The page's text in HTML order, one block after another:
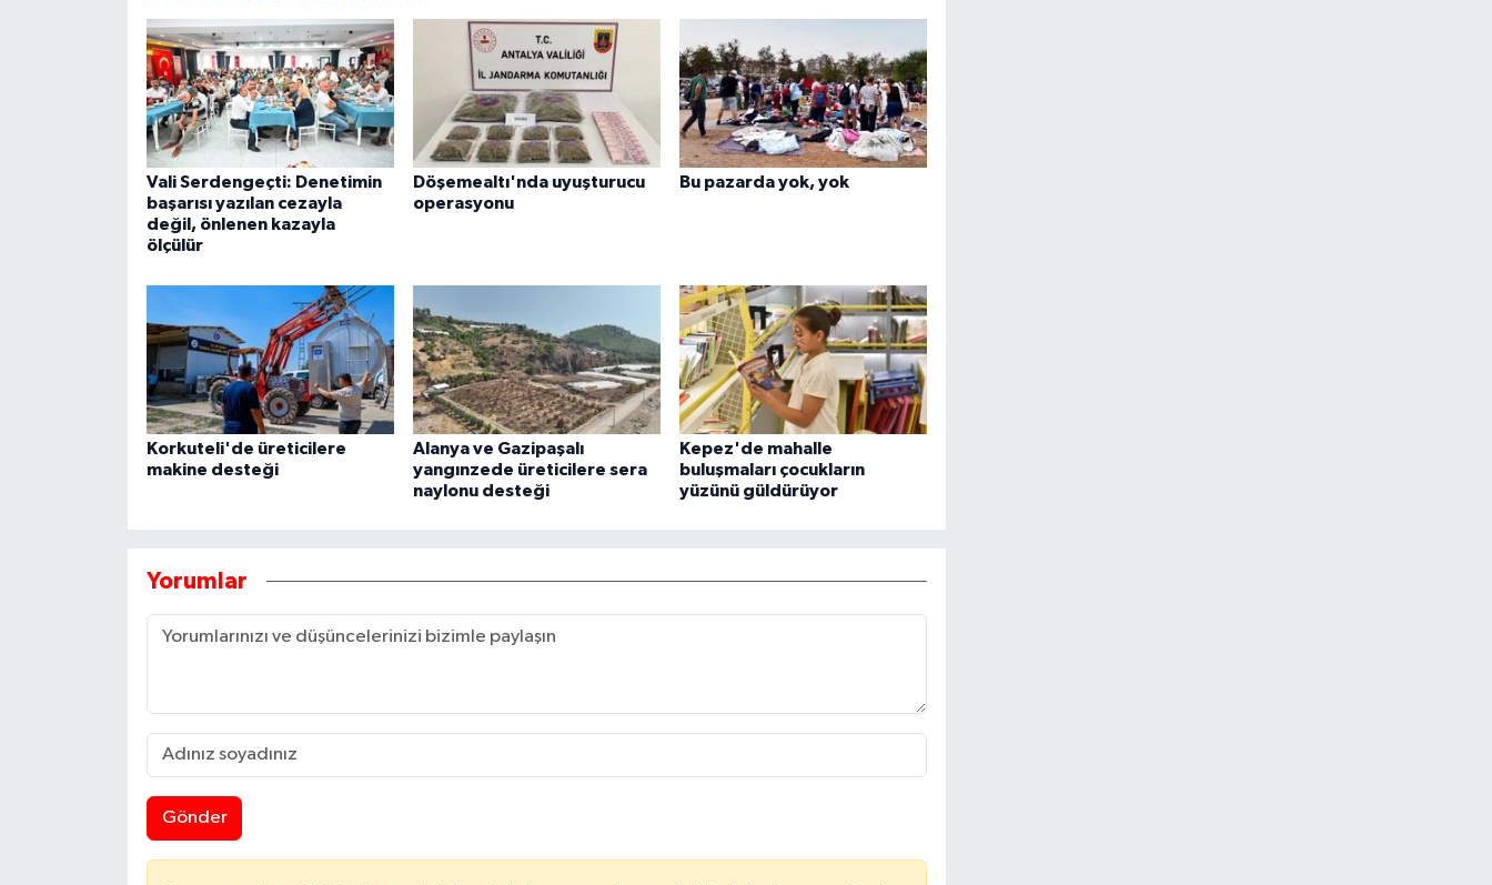
Vali Serdengeçti: Denetimin
başarısı yazılan cezayla
değil, önlenen kazayla
ölçülür
Döşemealtı'nda uyuşturucu
operasyonu
Bu pazarda yok, yok
Korkuteli'de üreticilere
makine desteği
Alanya ve Gazipaşalı
yangınzede üreticilere sera
naylonu desteği
Kepez'de mahalle
buluşmaları çocukların
yüzünü güldürüyor
Yorumlar
Gönder